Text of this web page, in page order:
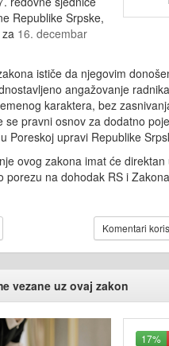
Republike Srpske,
16. decembar
ističe da njegovim
angažovanje
karaktera, bez
se pravni osnov za dodatno
Poreskoj upravi Republike
ovog zakona imat će
porezu na dohodak RS i
Komentari
vezane uz ovaj zakon
17%